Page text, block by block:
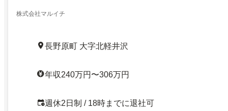
株式会社マルイチ
長野原町 大字北軽井沢
年収240万円〜306万円
週休2日制 / 18時までに退社可